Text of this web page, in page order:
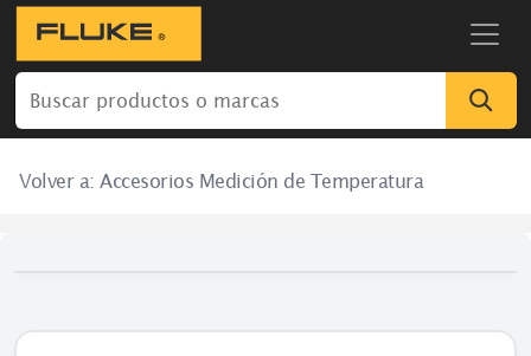
Volver a: Accesorios Medición de Temperatura